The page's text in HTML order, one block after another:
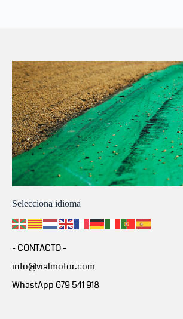
Selecciona idioma
- CONTACTO -
info@vialmotor.com
WhastApp 679 541 918